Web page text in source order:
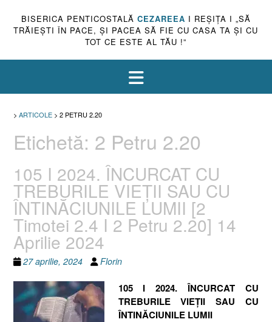
BISERICA PENTICOSTALĂ CEZAREEA I REŞIŢA I „SĂ
TRĂIEŞTI ÎN PACE, ŞI PACEA SĂ FIE CU CASA TA ŞI CU
TOT CE ESTE AL TĂU !”
> ARTICOLE > 2 PETRU 2.20
Etichetă: 2 Petru 2.20
105 I 2024. ÎNCURCAT CU
TREBURILE VIEȚII SAU CU
ÎNTINĂCIUNILE LUMII [2
Timotei 2.4 I 2 Petru 2.20] 14
Aprilie 2024
27 aprilie, 2024 Florin
105 I 2024. ÎNCURCAT CU
TREBURILE VIEȚII SAU CU
ÎNTINĂCIUNILE LUMII